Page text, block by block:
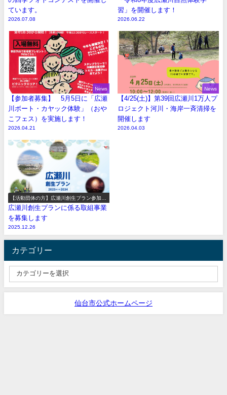
ています。
2026.07.08
習」を開催します！
2026.06.22
News
【参加者募集】 5月5日に「広瀬
川ボート・カヤック体験」（おや
こフェス）を実施します！
2026.04.21
News
【4/25(土)】第39回広瀬川1万人プ
ロジェクト河川・海岸一斉清掃を
開催します
2026.04.03
【活動団体の方】広瀬川創生プラン参加事
業の募集
広瀬川創生プランに係る取組事業
を募集します
2025.12.26
カテゴリー
仙台市公式ホームページ